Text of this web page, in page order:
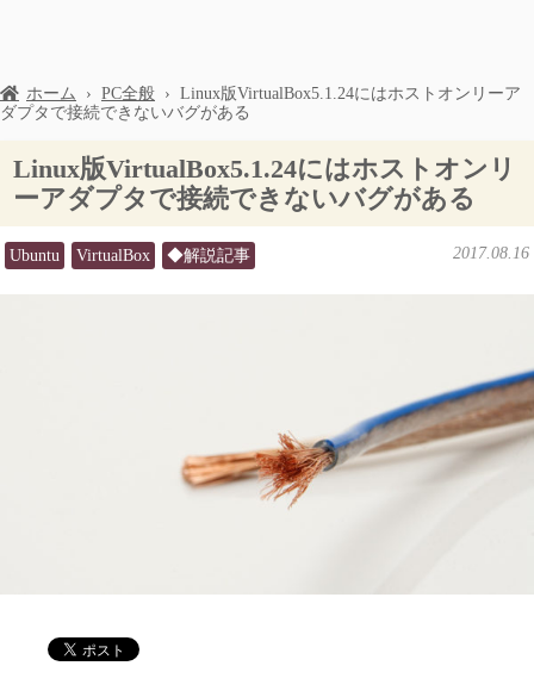
ホーム › PC全般 › Linux版VirtualBox5.1.24にはホストオンリーア
ダプタで接続できないバグがある
Linux版VirtualBox5.1.24にはホストオンリ
ーアダプタで接続できないバグがある
Ubuntu VirtualBox ◆解説記事 2017.08.16